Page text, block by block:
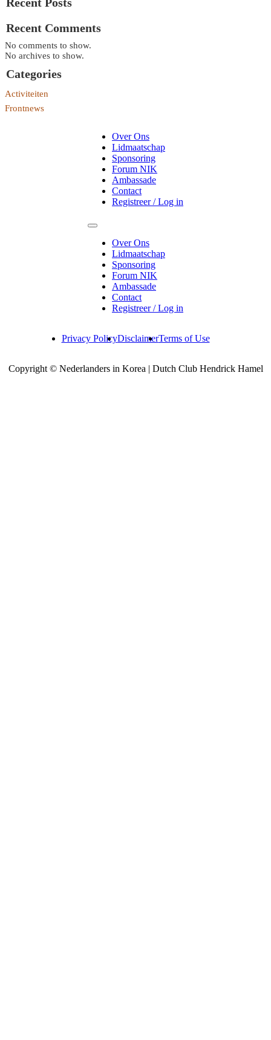
Recent Comments
No comments to show.
No archives to show.
Categories
Activiteiten
Frontnews
Over Ons
Lidmaatschap
Sponsoring
Forum NIK
Ambassade
Contact
Registreer / Log in
Over Ons
Lidmaatschap
Sponsoring
Forum NIK
Ambassade
Contact
Registreer / Log in
Privacy PolicyDisclaimerTerms of Use
Copyright © Nederlanders in Korea | Dutch Club Hendrick Hamel